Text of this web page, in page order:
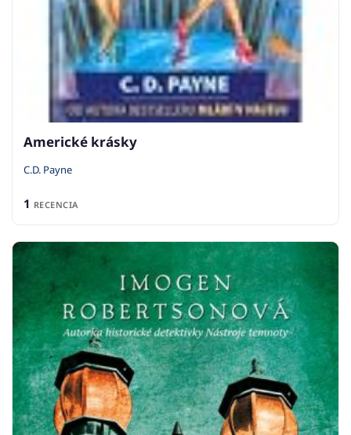
Americké krásky
C.D. Payne
1 RECENCIA